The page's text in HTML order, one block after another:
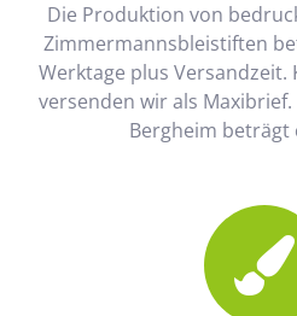
Die Produktion von
Zimmermannsbleistiften
Werktage plus Versandzeit.
versenden wir als
Bergheim beträgt